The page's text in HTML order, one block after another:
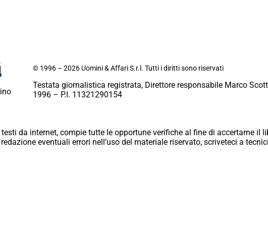
© 1996 – 2026 Uomini & Affari S.r.l. Tutti i diritti sono riservati
Testata giornalistica registrata, Direttore responsabile Marco
1996 – P.I. 11321290154
da internet, compie tutte le opportune verifiche al fine di accertarne il
eventuali errori nell’uso del materiale riservato, scriveteci a